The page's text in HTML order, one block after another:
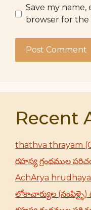
Save my name,
browser for
Recent
thathva thrayam
రహస్య గ్రంథముల
AchArya
లోకాచార్యుల (నంపిళ్ళై)